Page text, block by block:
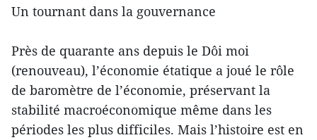
Un tournant dans la gouvernance
Près de quarante ans depuis le Dôi moi
(renouveau), l’économie étatique a joué le rôle
de baromètre de l’économie, préservant la
stabilité macroéconomique même dans les
périodes les plus difficiles. Mais l’histoire est en